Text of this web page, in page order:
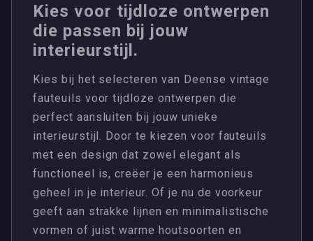
Kies voor tijdloze ontwerpen
die passen bij jouw
interieurstijl.
Kies bij het selecteren van Deense vintage
fauteuils voor tijdloze ontwerpen die
perfect aansluiten bij jouw unieke
interieurstijl. Door te kiezen voor fauteuils
met een design dat zowel elegant als
functioneel is, creëer je een harmonieus
geheel in je interieur. Of je nu de voorkeur
geeft aan strakke lijnen en minimalistische
vormen of juist warme houtsoorten en